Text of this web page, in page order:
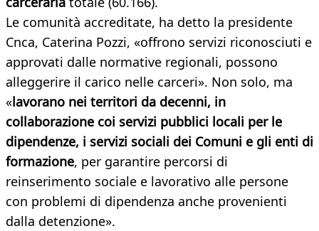
Le comunità accreditate,­ ha detto la presidente
Cnca, Caterina Pozzi, «offrono servizi riconosciuti e
approvati dalle normative regionali, possono
alleggerire il carico nelle carceri». Non solo, ma
«lavorano nei territori da decenni, in
collaborazione coi servizi pubblici locali per le
dipendenze, i servizi sociali dei Comuni e gli enti di
formazione, per garantire percorsi di
reinserimento sociale e lavorativo alle persone
con problemi di dipendenza anche provenienti
dalla detenzione».